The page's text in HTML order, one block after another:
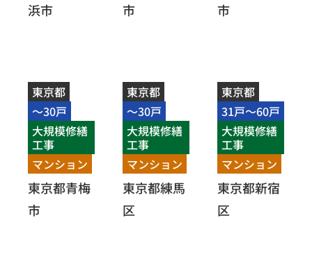
浜市
市
市
東京都
～30戸
大規模修繕
工事
マンション
東京都青梅
市
東京都
～30戸
大規模修繕
工事
マンション
東京都練馬
区
東京都
31戸～60戸
大規模修繕
工事
マンション
東京都新宿
区